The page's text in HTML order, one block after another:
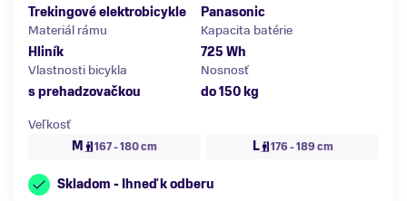
Trekingové elektrobicykle
Panasonic
Materiál rámu
Hliník
Kapacita batérie
725 Wh
Vlastnosti bicykla
s prehadzovačkou
Nosnosť
do 150 kg
Veľkosť
M
167 - 180 cm L 176 - 189 cm
Skladom - Ihneď k odberu